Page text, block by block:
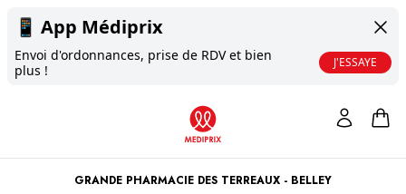
📱 App Médiprix
Envoi d'ordonnances, prise de RDV et bien
plus !
J'ESSAYE
GRANDE PHARMACIE DES TERREAUX - BELLEY